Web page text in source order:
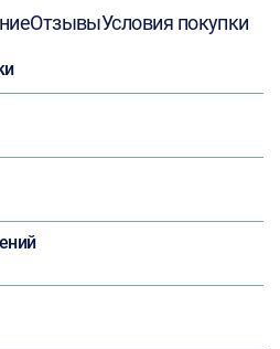
ОтзывыУсловия покупки